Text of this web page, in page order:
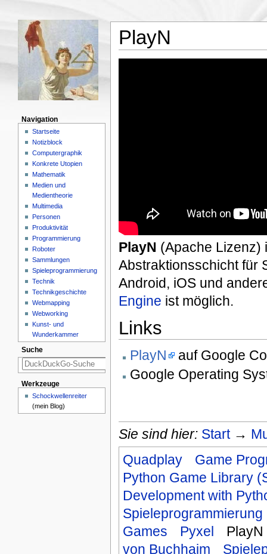
PlayN
PlayN (Apache Lizenz)
Abstraktionsschicht für
Android, iOS und
Engine ist möglich.
Links
PlayN auf Google
Google Operating
Sie sind hier: Start→
Quadplay
Game
Python Game Library
Development with
Spieleprogrammierung
Games
Pyxel
PlayN
von Buchhaim
Navigation
Startseite
Notizblock
Computergraphik
Konkrete Utopien
Mathematik
Medien und
Medientheorie
Multimedia
Personen
Produktivität
Programmierung
Roboter
Sammlungen
Spieleprogrammierung
Technik
Technikgeschichte
Webmapping
Webworking
Kunst- und
Wunderkammer
Suche
Werkzeuge
Schockwellenreiter
(mein Blog)